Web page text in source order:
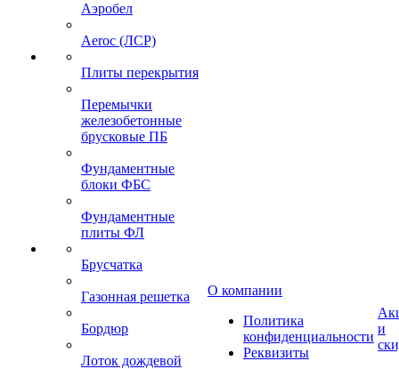
Аэробел
Aeroc (ЛСР)
Плиты перекрытия
Перемычки
железобетонные
брусковые ПБ
Фундаментные
блоки ФБС
Фундаментные
плиты ФЛ
Брусчатка
Газонная решетка
Бордюр
Лоток дождевой
О компании
Политика
конфиденциальности
Реквизиты
и